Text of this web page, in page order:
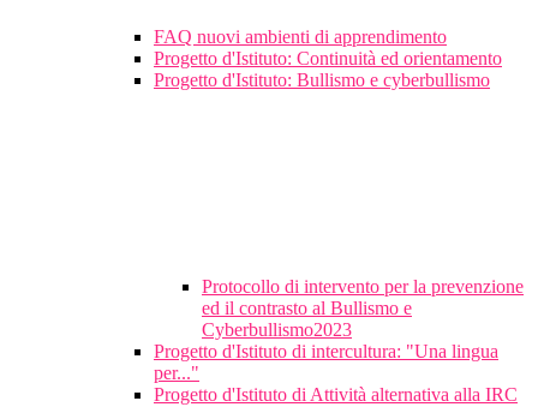
FAQ nuovi ambienti di apprendimento
Progetto d'Istituto: Continuità ed orientamento
Progetto d'Istituto: Bullismo e cyberbullismo
Protocollo di intervento per la prevenzione
ed il contrasto al Bullismo e
Cyberbullismo2023
Progetto d'Istituto di intercultura: "Una lingua
per..."
Progetto d'Istituto di Attività alternativa alla IRC